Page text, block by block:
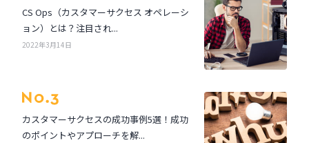
CS Ops（カスタマーサクセス オペレーシ
ョン）とは？注目され...
2022年3月14日
カスタマーサクセスの成功事例5選！成功
のポイントやアプローチを解...